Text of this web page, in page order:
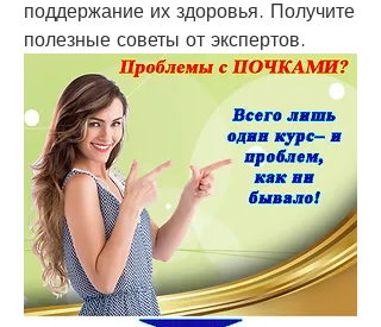
поддержание их здоровья. Получите
полезные советы от экспертов.